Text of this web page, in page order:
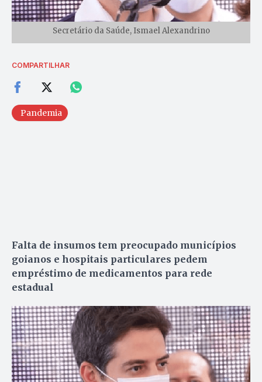
Secretário da Saúde, Ismael Alexandrino
COMPARTILHAR
Pandemia
Falta de insumos tem preocupado municípios
goianos e hospitais particulares pedem
empréstimo de medicamentos para rede
estadual